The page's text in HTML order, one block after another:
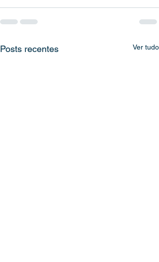
Posts recentes Ver tudo